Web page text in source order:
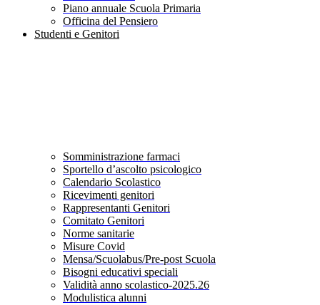
Piano annuale Scuola Primaria
Officina del Pensiero
Studenti e Genitori
Somministrazione farmaci
Sportello d’ascolto psicologico
Calendario Scolastico
Ricevimenti genitori
Rappresentanti Genitori
Comitato Genitori
Norme sanitarie
Misure Covid
Mensa/Scuolabus/Pre-post Scuola
Bisogni educativi speciali
Validità anno scolastico-2025.26
Modulistica alunni